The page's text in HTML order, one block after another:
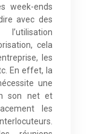
week-ends
avec des
cela
les
En effet, la
une
son net et
les